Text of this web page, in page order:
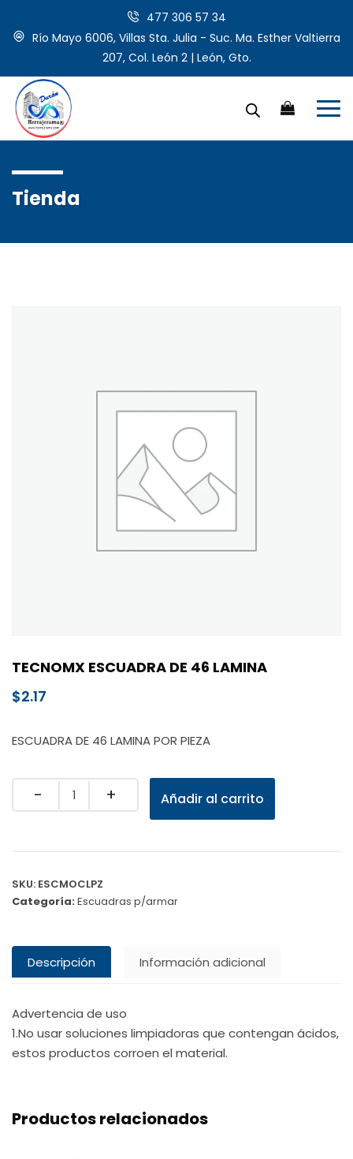
477 306 57 34
Río Mayo 6006, Villas Sta. Julia - Suc. Ma. Esther Valtierra
207, Col. León 2 | León, Gto.
Tienda
TECNOMX ESCUADRA DE 46 LAMINA
$2.17
ESCUADRA DE 46 LAMINA POR PIEZA
Quantity Añadir al carrito
SKU: ESCMOCLPZ
Categoría:Escuadras p/armar
Descripción Información adicional
Advertencia de uso
1.No usar soluciones limpiadoras que contengan ácidos,
estos productos corroen el material.
Productos relacionados